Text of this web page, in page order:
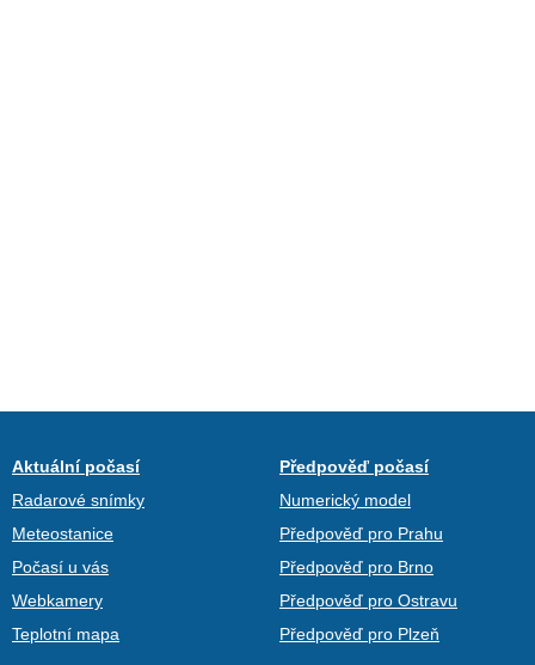
Aktuální počasí
Radarové snímky
Meteostanice
Počasí u vás
Webkamery
Teplotní mapa
Předpověď počasí
Numerický model
Předpověď pro Prahu
Předpověď pro Brno
Předpověď pro Ostravu
Předpověď pro Plzeň